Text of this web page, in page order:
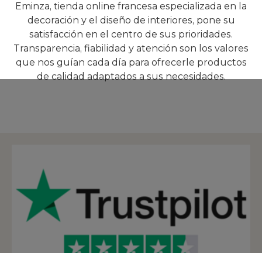
Eminza, tienda online francesa especializada en la
decoración y el diseño de interiores, pone su
satisfacción en el centro de sus prioridades.
Transparencia, fiabilidad y atención son los valores
que nos guían cada día para ofrecerle productos
de calidad adaptados a sus necesidades.